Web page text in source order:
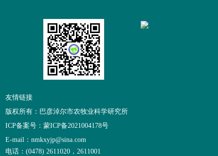
友情链接
版权所有：巴彦淖尔市农牧业科学研究所
ICP备案号：蒙ICP备2021004178号
E-mail：nmkxyjp@sina.com
电话：(0478) 2611020，2611001